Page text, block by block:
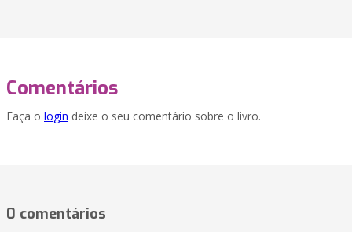
Comentários
Faça o login deixe o seu comentário sobre o livro.
0 comentários